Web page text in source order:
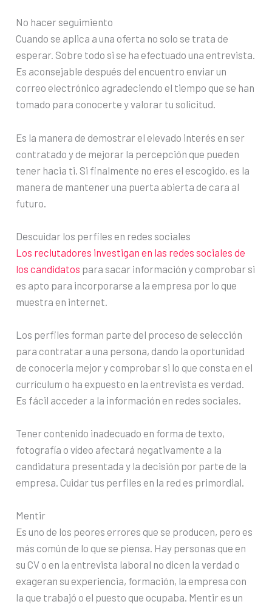
No hacer seguimiento
Cuando se aplica a una oferta no solo se trata de
esperar. Sobre todo si se ha efectuado una entrevista.
Es aconsejable después del encuentro enviar un
correo electrónico agradeciendo el tiempo que se han
tomado para conocerte y valorar tu solicitud.
Es la manera de demostrar el elevado interés en ser
contratado y de mejorar la percepción que pueden
tener hacia ti. Si finalmente no eres el escogido, es la
manera de mantener una puerta abierta de cara al
futuro.
Descuidar los perfiles en redes sociales
Los reclutadores investigan en las redes sociales de
los candidatos para sacar información y comprobar si
es apto para incorporarse a la empresa por lo que
muestra en internet.
Los perfiles forman parte del proceso de selección
para contratar a una persona, dando la oportunidad
de conocerla mejor y comprobar si lo que consta en el
currículum o ha expuesto en la entrevista es verdad.
Es fácil acceder a la información en redes sociales.
Tener contenido inadecuado en forma de texto,
fotografía o vídeo afectará negativamente a la
candidatura presentada y la decisión por parte de la
empresa. Cuidar tus perfiles en la red es primordial.
Mentir
Es uno de los peores errores que se producen, pero es
más común de lo que se piensa. Hay personas que en
su CV o en la entrevista laboral no dicen la verdad o
exageran su experiencia, formación, la empresa con
la que trabajó o el puesto que ocupaba. Mentir es un